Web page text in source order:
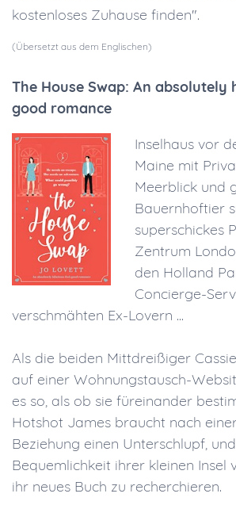
kostenloses Zuhause finden".
(Übersetzt aus dem Englischen)
The House Swap: An absolutely
good romance
Inselhaus vor
Maine mit
Meerblick und
Bauernhoftier
superschickes
Zentrum
den Holland
Concierge-
verschmähten Ex-Lovern ...
Als die beiden Mittdreißiger
auf einer Wohnungstausch-
es so, als ob sie füreinander
Hotshot James braucht nach
Beziehung einen Unterschlupf,
Bequemlichkeit ihrer kleinen Insel
ihr neues Buch zu recherchieren.